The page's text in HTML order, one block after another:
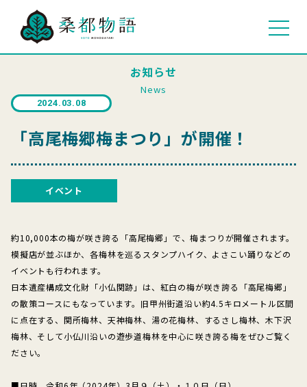
お知らせ
News
2024.03.08
「高尾梅郷梅まつり」が開催！
イベント
約10,000本の梅が咲き誇る「高尾梅郷」で、梅まつりが開催されます。
模擬店が並ぶほか、各梅林を巡るスタンプハイク、よさこい踊りなどの
イベントも行われます。
日本遺産構成文化財「小仏関跡」は、紅白の梅が咲き誇る「高尾梅郷」
の散策コースにもなっています。旧甲州街道沿い約4.5キロメートル区間
に点在する、関所梅林、天神梅林、湯の花梅林、するさし梅林、木下沢
梅林、そして小仏川沿いの遊歩道梅林を中心に咲き誇る梅をぜひご覧く
ださい。